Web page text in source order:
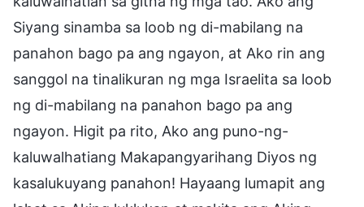
Siyang sinamba sa loob ng di-mabilang na
panahon bago pa ang ngayon, at Ako rin ang
sanggol na tinalikuran ng mga Israelita sa loob
ng di-mabilang na panahon bago pa ang
ngayon. Higit pa rito, Ako ang puno-ng-
kaluwalhatiang Makapangyarihang Diyos ng
kasalukuyang panahon! Hayaang lumapit ang